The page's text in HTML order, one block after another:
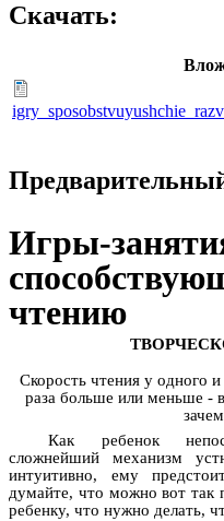
Скачать:
Игры-
чтению
Скорость чтения у одного
раза больше или меньше -
Как ребенок
сложнейший механизм
интуитивно, ему
думайте, что можно вот так
ребенку, что нужно делать,